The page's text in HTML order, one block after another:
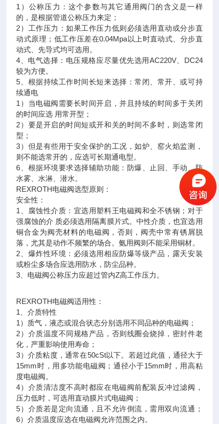
1）公称压力：这个参数与其它通用阀门的含义是一样
的，是根据管道公称压力来定；
2）工作压力：如果工作压力低则必须选用直动或分步直
动式原理；低工作压差在0.04Mpa以上时直动式、分步直
动式、先导式均可选用。
4、电气选择：电压规格应尽量优先选用AC220V、DC24
较为方便。
5、根据持续工作时间长短来选择：常闭、常开、或可持
续通电
1）当电磁阀需要长时间开启，并且持续的时间多于关闭
的时间应选 用常开型；
2）要是开启的时间短或开和关的时间不多时，则选常闭
型；
3）但是有些用于安全保护的工况，如炉、窑火焰监测，
则不能选常开的，应选可长期通电型。
6、根据环境要求选择辅助功能：防爆、止回、手动、防
水雾、水淋、潜水。
REXROTH电磁阀选型原则：
安全性：
1、腐蚀性介质：宜选用塑料王电磁阀和全不锈钢；对于
强腐蚀的介 质必须选用隔离膜片式。中性介质，也宜选用
铜合金为阀壳材料的电磁阀，否则，阀壳中常有锈屑脱
落，尤其是动作不频繁的场合。氨用阀则不能采用铜材。
2、爆炸性环境：必须选用相应防爆等级产品，露天安装
或粉尘多场合应选用防水，防尘品种。
3、电磁阀公称压力应超过管内Z高工作压力。
REXROTH电磁阀适用性：
1、介质特性
1）质气，液态或混合状态分别选用不同品种的电磁阀；
2）介质温度不同规格产品，否则线圈会烧掉，密封件老
化，严重影响使用寿命；
3）介质粘度，通常在50cSt以下。若超过此值，通径大于
15mm时，用多功能电磁阀；通径小于15mm时，用高粘
度电磁阀。
4）介质清洁度不高时都应在电磁阀前配装反冲过滤阀，
压力低时，可选用直动膜片式电磁阀；
5）介质若是定向流通，且不允许倒流，需用双向流通；
6）介质温度应选在电磁阀允许范围之内。